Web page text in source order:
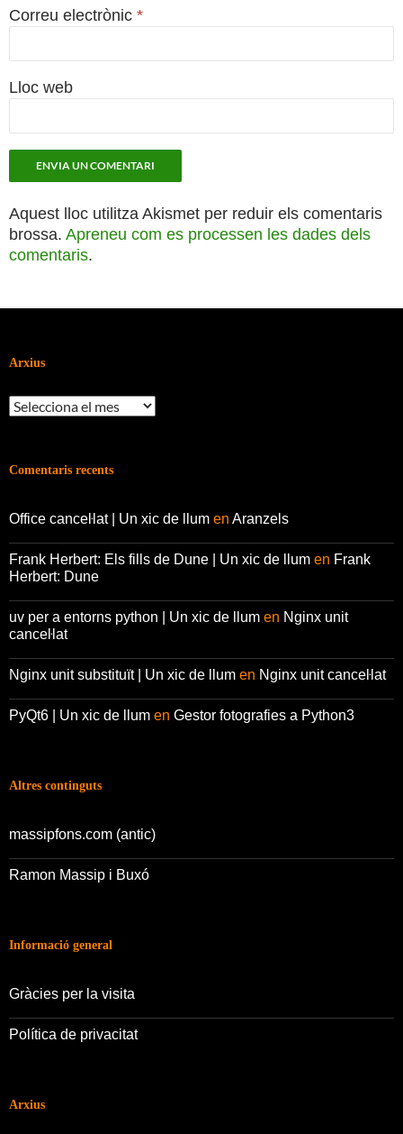
Correu electrònic *
Lloc web
Aquest lloc utilitza Akismet per reduir els comentaris
brossa. Apreneu com es processen les dades dels
comentaris.
Arxius
Arxius
Comentaris recents
Office canceŀlat | Un xic de llum en Aranzels
Frank Herbert: Els fills de Dune | Un xic de llum en Frank
Herbert: Dune
uv per a entorns python | Un xic de llum en Nginx unit
canceŀlat
Nginx unit substituït | Un xic de llum en Nginx unit canceŀlat
PyQt6 | Un xic de llum en Gestor fotografies a Python3
Altres continguts
massipfons.com (antic)
Ramon Massip i Buxó
Informació general
Gràcies per la visita
Política de privacitat
Arxius